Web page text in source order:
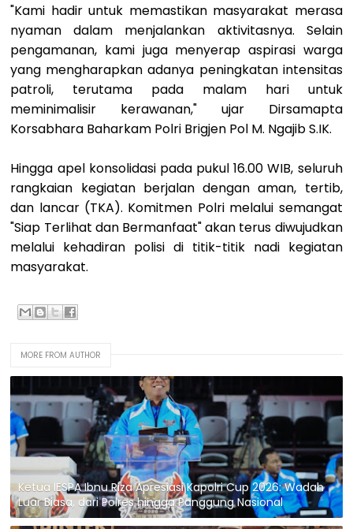
"Kami hadir untuk memastikan masyarakat merasa
nyaman dalam menjalankan aktivitasnya. Selain
pengamanan, kami juga menyerap aspirasi warga
yang mengharapkan adanya peningkatan intensitas
patroli, terutama pada malam hari untuk
meminimalisir kerawanan," ujar Dirsamapta
Korsabhara Baharkam Polri Brigjen Pol M. Ngajib S.IK.
Hingga apel konsolidasi pada pukul 16.00 WIB, seluruh
rangkaian kegiatan berjalan dengan aman, tertib,
dan lancar (TKA). Komitmen Polri melalui semangat
"Siap Terlihat dan Bermanfaat" akan terus diwujudkan
melalui kehadiran polisi di titik-titik nadi kegiatan
masyarakat.
MORE FROM AUTHOR
Ketua IESPA Ibnu Riza Apresiasi Kapolri Cup 2026: Wadah
Luar Biasa, dari Polres hingga Panggung Nasional